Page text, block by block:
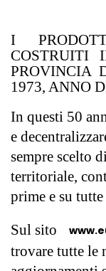
I
PROVINCIA
1973, ANNO
In questi 50
e
sempre scelto
territoriale,
prime e su
Sul sito
trovare tutte le